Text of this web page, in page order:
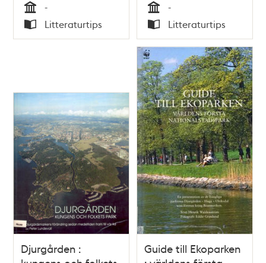
Tid
-
Typ
Litteraturtips Tid
-
Typ
Litteraturtips
Djurgården :
Guide till Ekoparken